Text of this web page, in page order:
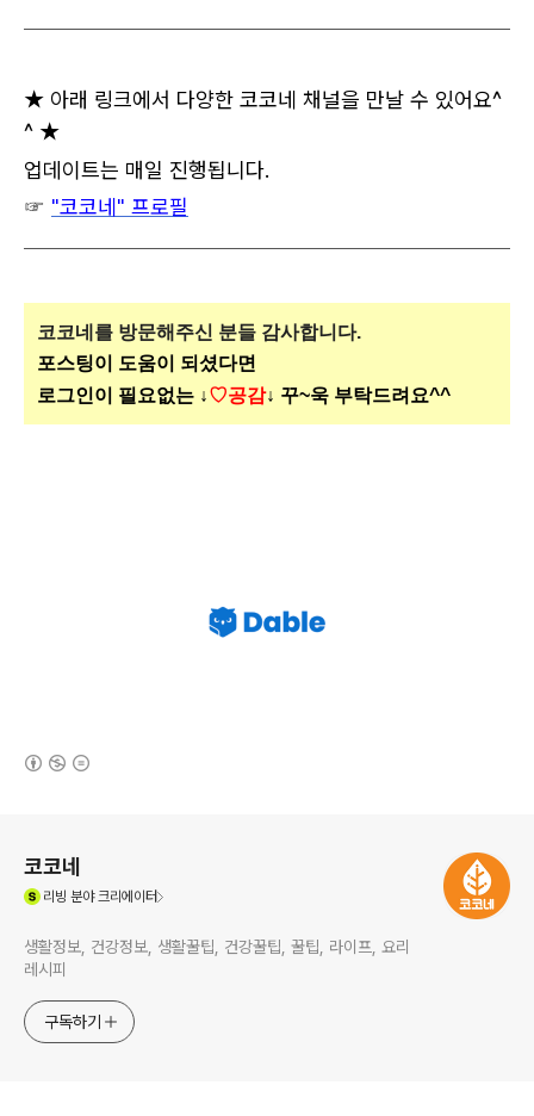
★ 아래 링크에서 다양한 코코네 채널을 만날 수 있어요^
^ ★
업데이트는 매일 진행됩니다.
☞ "코코네" 프로필
코코네를 방문해주신 분들 감사합니다.
포스팅이 도움이 되셨다면
로그인이 필요없는 ↓♡공감↓ 꾸~욱 부탁드려요^^
코코네
리빙 분야 크리에이터
생활정보, 건강정보, 생활꿀팁, 건강꿀팁, 꿀팁, 라이프, 요리
레시피
구독하기